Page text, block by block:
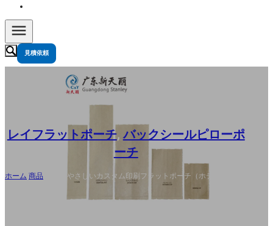
見積依頼
レイフラットポーチ,バックシールピローポ
ーチ
ホーム 商品
環境にやさしいカスタム印刷フラットポーチ（ホテル洗面用